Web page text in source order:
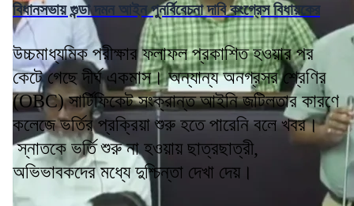
বিধানসভায় গুন্ডা দমন আইন পুনর্বিবেচনা দাবি কংগ্রেস বিধায়কের
উচ্চমাধ্যমিক পরীক্ষার ফলাফল প্রকাশিত হওয়ার পর
কেটে গেছে দীর্ঘ একমাস। অন্যান্য অনগ্রসর শ্রেণির
(OBC) সার্টিফিকেট সংক্রান্ত আইনি জটিলতার কারণে
কলেজে ভর্তির প্রক্রিয়া শুরু হতে পারেনি বলে খবর।
স্নাতকে ভর্তি শুরু না হওয়ায় ছাত্রছাত্রী,
অভিভাবকদের মধ্যে দুশ্চিন্তা দেখা দেয়।